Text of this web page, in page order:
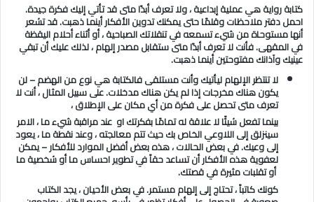
كتابة رواية هي عملية إبداعية ، ولا تعرف أبدًا متى قد تأتي إليك فكرة جيدة.
احمل دفتر ملاحظات وقلمًا حتى يمكنك تدوين الأفكار أينما ذهبت. قد تشعر
أنها مستوحاة من شيء تسمعه في تنقلاتك الصباحية ، أو أثناء أحلام اليقظة
في المقهى. فأنت لا تعرف أبدًا متى ستقابل مصدر إلهام ، لذلك عليك أن تبقي
عينيك وآذانك مفتوحتين أينما ذهبت.
لا تنتظر الإلهام ليأتيك وأنت مستلقى فالكتابة هي نوع من الهضم – لن
يكون هناك مخرجات إذا لم يكن هناك مدخلات. على سبيل المثال ، أنت لا
تعرف متى تحصل على فكرة من أي مكان على الإطلاق ،
بينما تفعل شيئًا لا علاقة له تمامًا بفكرتك او عند مراقبة شيء ما ، الامر
سينزلق إلى اللاوعي الخاص بك حيث تتم معالجته ، وعند نقطة ما ، يعود
إلى وعيك. في بعض الحالات ، هذه بعض أفضل الموارد للأفكار – يمكن
لعفوية هذه الأفكار أن تساعد حقاً في تطوير احساس ما أو شخصية ما
أو تقلبات مثيرة في قصتك.
كونك كاتباً ، تحتاج إلى إلهام مستمر. في بعض الأحيان ، يجد الكتاب